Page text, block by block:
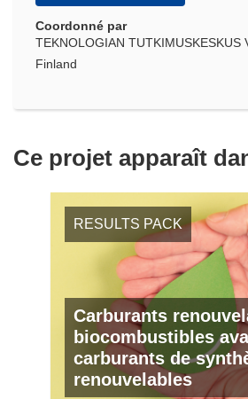
Coordonné par
TEKNOLOGIAN TUTKIMUSKESKUS
Finland
Ce projet apparaît
RESULTS PACK
Carburants
biocombustibles
carburants de
renouvelables